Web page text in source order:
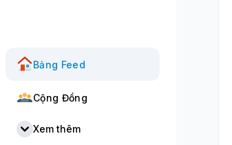
Bảng Feed
Cộng Đồng
Xem thêm